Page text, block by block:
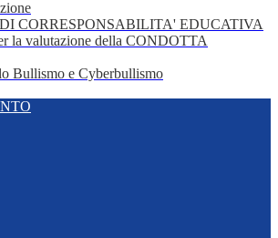
CORRESPONSABILITA' EDUCATIVA
la valutazione della CONDOTTA
Bullismo e Cyberbullismo